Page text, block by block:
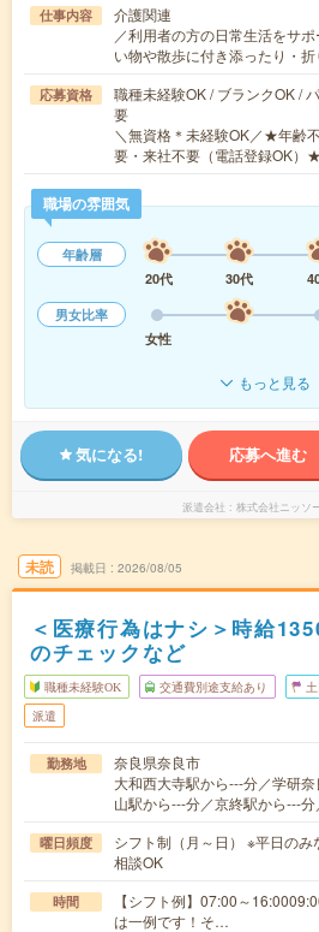
仕事内容
介護関連
／利用者の方の日常生活をサ
い物や散歩に付き添ったり・
応募資格
職種未経験OK / ブランクOK /
要
＼無資格＊未経験OK／★年齢
要・来社不要（電話登録OK
職場の雰囲気
年齢層
20代
30代
男女比率
女性
もっと見る
気になる! 応募へ進む
派遣会社 株式会社ニッソ
未読 掲載日 2026/08/05
＜医療行為はナシ＞時給
のチェックなど
職種未経験OK 交通費別途支給あり
派遣
勤務地
奈良県奈良市
大和西大寺駅から---分／学研
山駅から---分／京終駅から---
曜日頻度
シフト制（月～日） ※平日の
相談OK
時間
【シフト例】07:00～
は一例です！そ…